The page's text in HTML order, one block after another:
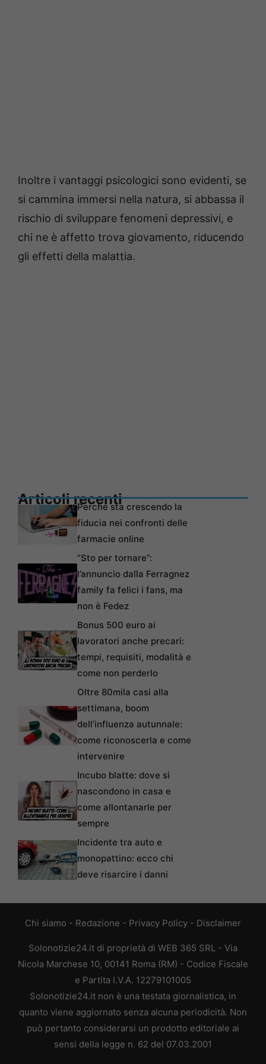
Inoltre i vantaggi psicologici sono evidenti, se
si cammina immersi nella natura, si abbassa il
rischio di sviluppare fenomeni depressivi, e
chi ne è affetto trova giovamento, riducendo
gli effetti della malattia.
Articoli recentiPerché sta crescendo la
fiducia nei confronti delle
farmacie online
“Sto per tornare”:
l’annuncio dalla Ferragnez
family fa felici i fans, ma
non è Fedez
Bonus 500 euro ai
lavoratori anche precari:
tempi, requisiti, modalità e
come non perderlo
Oltre 80mila casi alla
settimana, boom
dell’influenza autunnale:
come riconoscerla e come
intervenire
Incubo blatte: dove si
nascondono in casa e
come allontanarle per
sempre
Incidente tra auto e
monopattino: ecco chi
deve risarcire i danni
Chi siamo - Redazione - Privacy Policy - Disclaimer
Solonotizie24.it di proprietà di WEB 365 SRL - Via
Nicola Marchese 10, 00141 Roma (RM) - Codice Fiscale
e Partita I.V.A. 12279101005
Solonotizie24.it non è una testata giornalistica, in
quanto viene aggiornato senza alcuna periodicità. Non
può pertanto considerarsi un prodotto editoriale ai
sensi della legge n. 62 del 07.03.2001